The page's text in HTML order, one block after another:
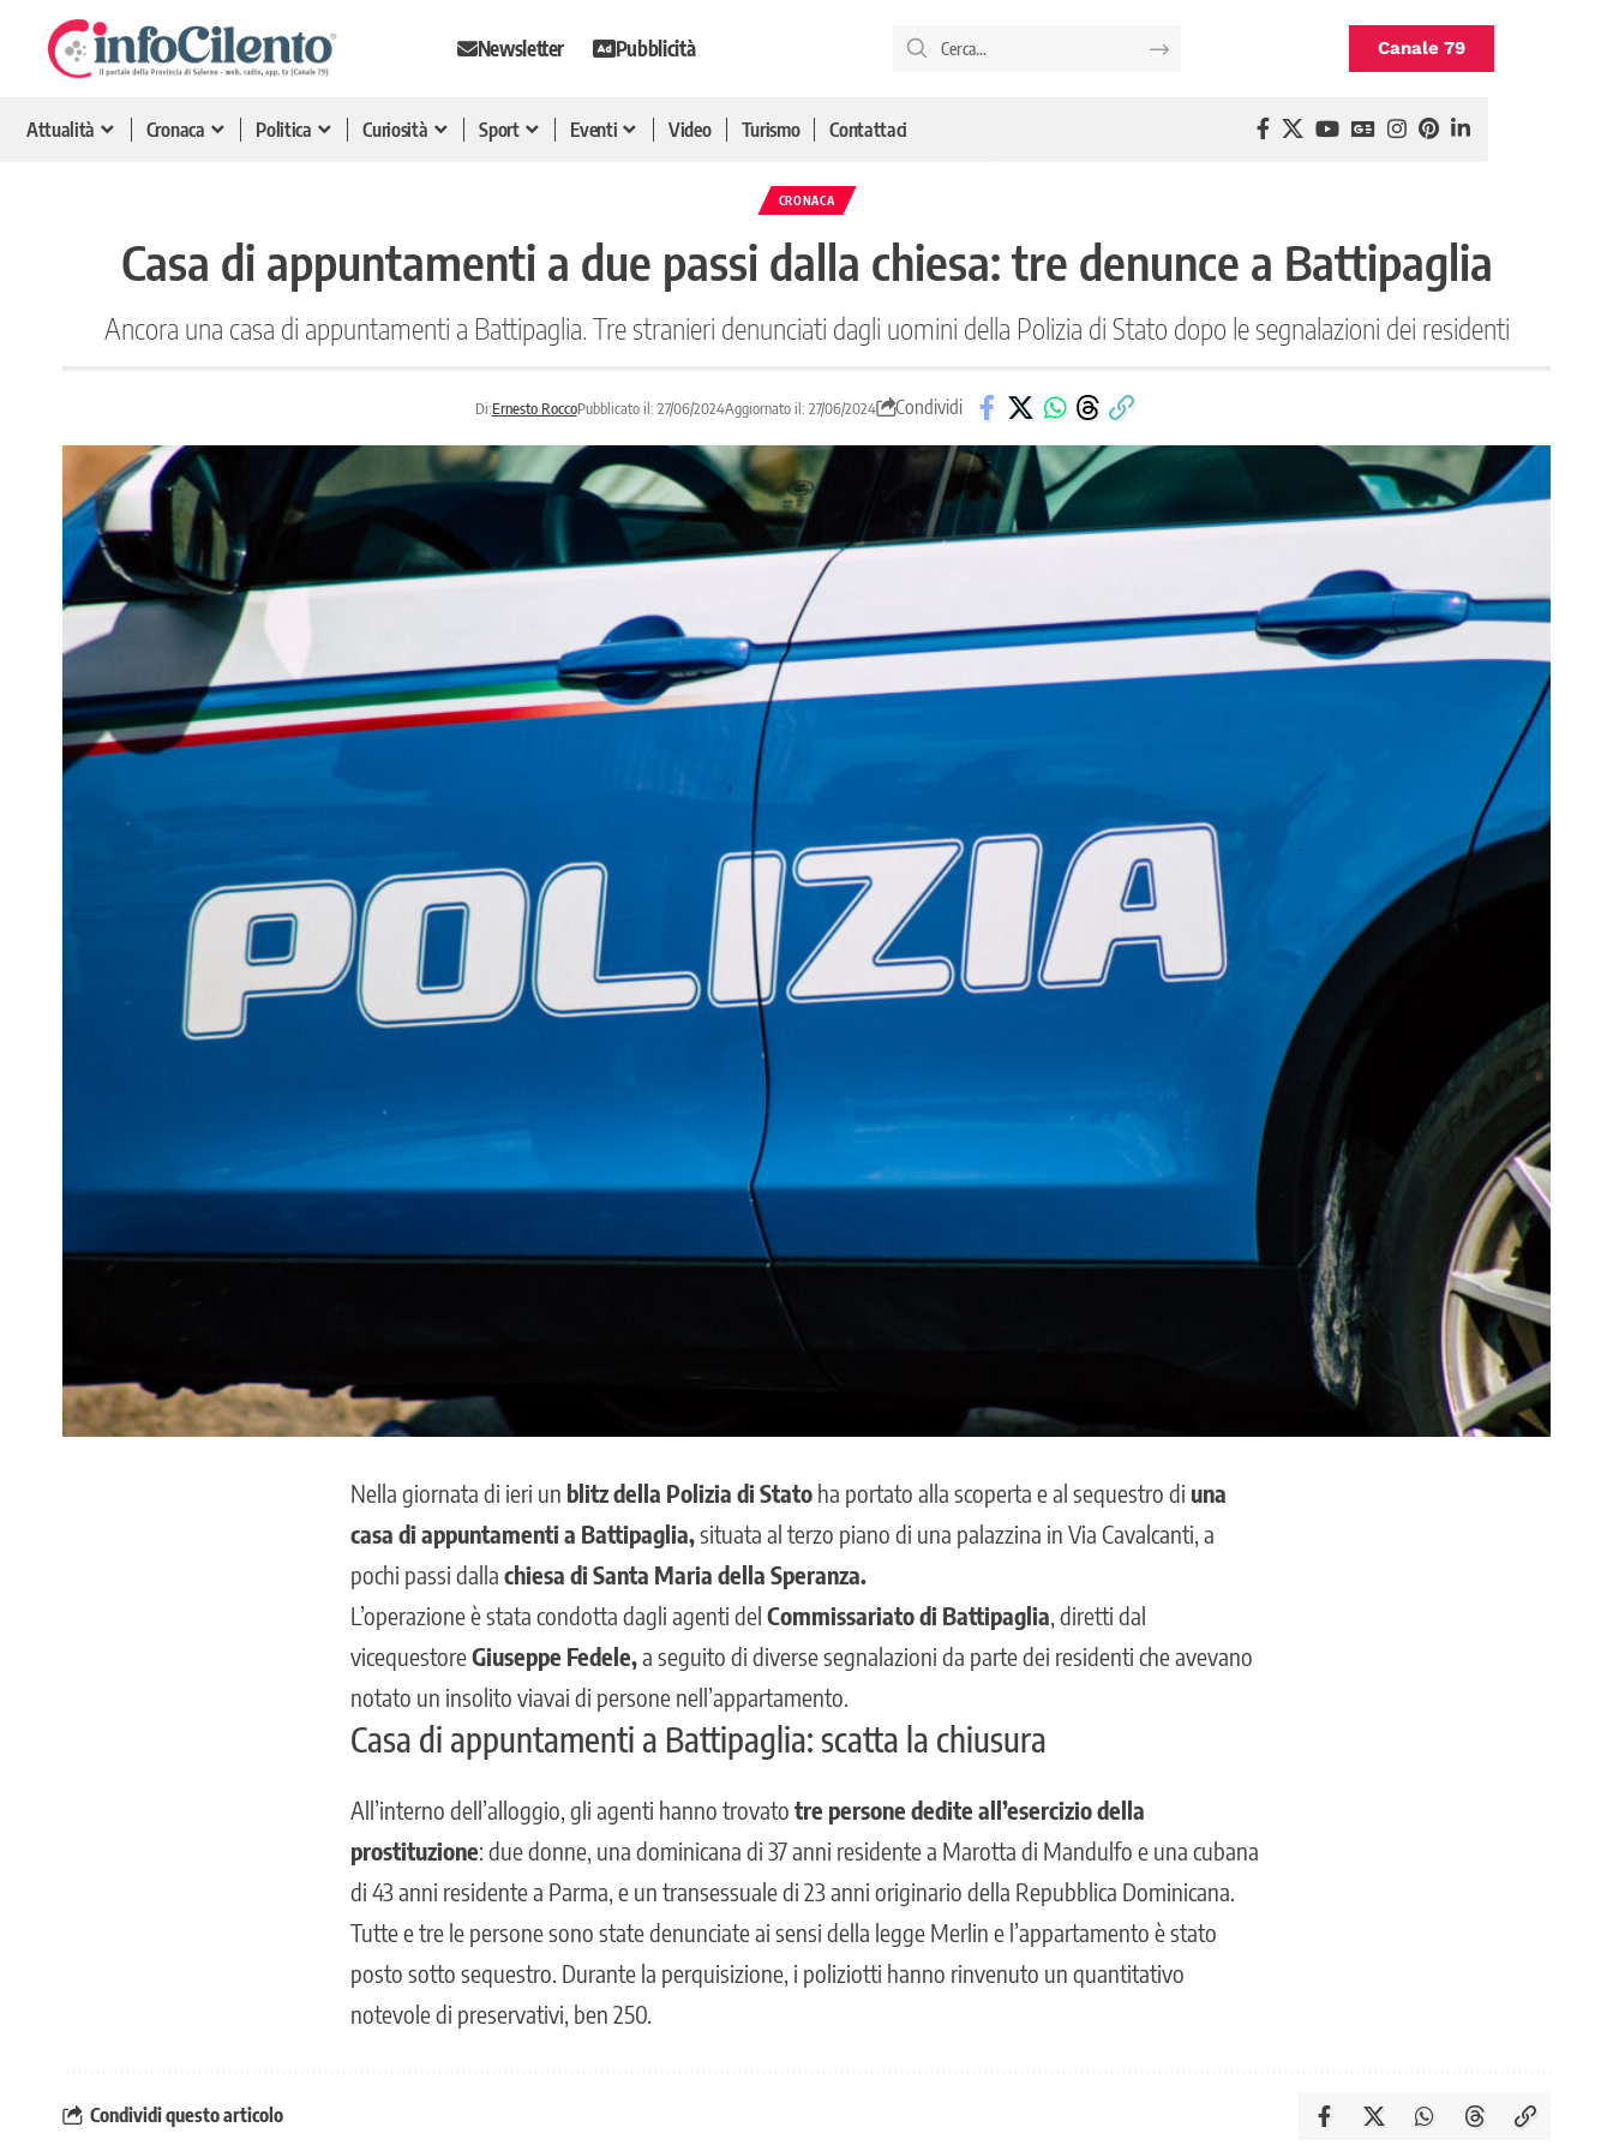
Newsletter Pubblicità Canale 79
Attualità Cronaca Politica Curiosità Sport Eventi Video Turismo Contattaci
CRONACA
Casa di appuntamenti a due passi dalla chiesa: tre denunce a Battipaglia
Ancora una casa di appuntamenti a Battipaglia. Tre stranieri denunciati dagli uomini della Polizia di Stato dopo le segnalazioni dei residenti
Di:Ernesto RoccoPubblicato il: 27/06/2024Aggiornato il: 27/06/2024 Condividi
Nella giornata di ieri un blitz della Polizia di Stato ha portato alla scoperta e al sequestro di una
casa di appuntamenti a Battipaglia,situata al terzo piano di una palazzina in Via Cavalcanti, a
pochi passi dalla chiesa di Santa Maria della Speranza.
L’operazione è stata condotta dagli agenti del Commissariato di Battipaglia , diretti dal
vicequestoreGiuseppe Fedele,a seguito di diverse segnalazioni da parte dei residenti che avevano
notato un insolito viavai di persone nell’appartamento.
Casa di appuntamenti a Battipaglia: scatta la chiusura
All’interno dell’alloggio, gli agenti hanno trovato tre persone dedite all’esercizio della
prostituzione: due donne, una dominicana di 37 anni residente a Marotta di Mandulfo e una cubana
di 43 anni residente a Parma, e un transessuale di 23 anni originario della Repubblica Dominicana.
Tutte e tre le persone sono state denunciateai sensi della legge Merlin e l’appartamento è stato
posto sotto sequestro. Durante la perquisizione, i poliziotti hanno rinvenuto un quantitativo
notevole di preservativi, ben 250.
Condividi questo articolo